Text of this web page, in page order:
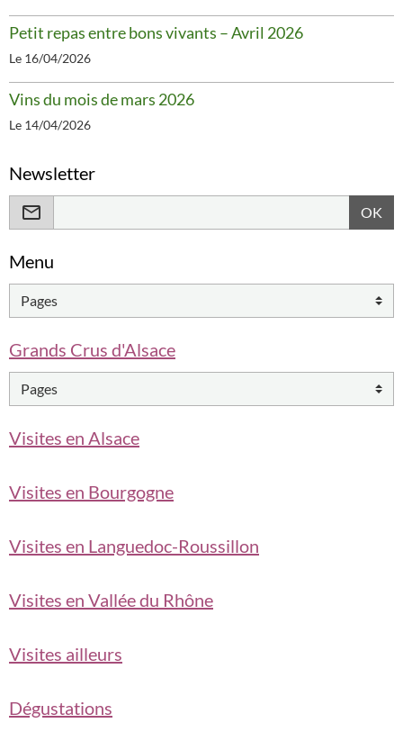
Petit repas entre bons vivants – Avril 2026
Le 16/04/2026
Vins du mois de mars 2026
Le 14/04/2026
Newsletter
OK
Menu
Grands Crus d'Alsace
Visites en Alsace
Visites en Bourgogne
Visites en Languedoc-Roussillon
Visites en Vallée du Rhône
Visites ailleurs
Dégustations